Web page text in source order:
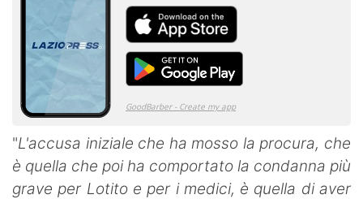
"L'accusa iniziale che ha mosso la procura, che
è quella che poi ha comportato la condanna più
grave per Lotito e per i medici, è quella di aver